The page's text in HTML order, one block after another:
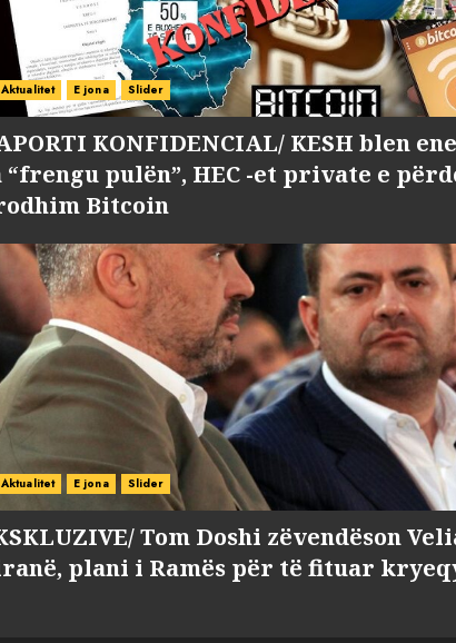
Aktualitet E jona Slider
KONFIDENCIAL/ KESH blen
“frengu pulën”, HEC -et private e
Bitcoin
Aktualitet E jona Slider
Tom Doshi zëvendëson
plani i Ramës për të fituar